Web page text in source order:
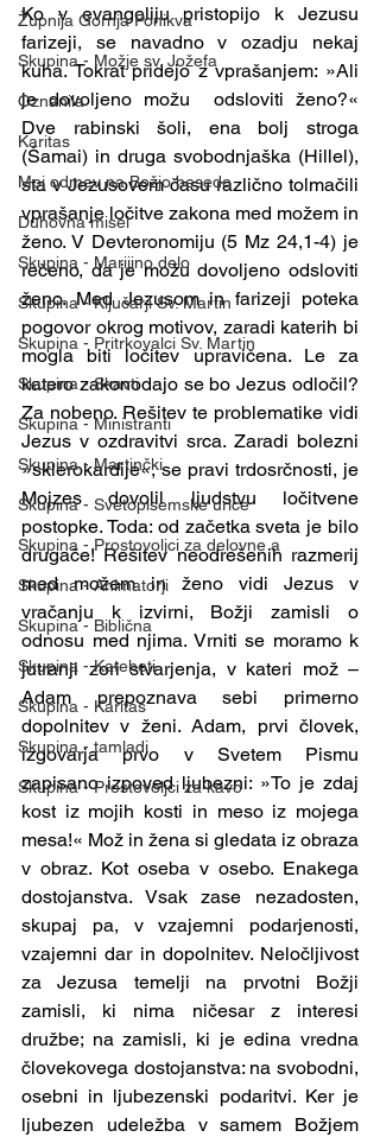
Župnija Gornja Ponikva
Skupina - Možje sv. Jožefa
Oznanila
Karitas
Moj odmev na Božjo besedo
Duhovna misel
Skupina - Marijino delo
Skupina - Ključarji Sv. Martin
Skupina - Pritrkovalci Sv. Martin
Skupina - Skavti
Skupina - Ministranti
Skupina - Martinčki
Skupina - Svetopisemske urice
Skupina - Prostovoljci za delovne a
Skupina - Animatorji
Skupina - Biblična
Skupina - Kateheti
Skupina - Karitas
Skupina - tamladi
Skupina - Prostovoljci za kavo
Ko v evangeliju pristopijo k Jezusu
farizeji, se navadno v ozadju nekaj
kuha. Tokrat pridejo z vprašanjem: »Ali
je dovoljeno možu  odsloviti ženo?«
Dve rabinski šoli, ena bolj stroga
(Šamai) in druga svobodnjaška (Hillel),
sta v Jezusovem času različno tolmačili
vprašanje ločitve zakona med možem in
ženo. V Devteronomiju (5 Mz 24,1-4) je
rečeno, da je možu dovoljeno odsloviti
ženo. Med Jezusom in farizeji poteka
pogovor okrog motivov, zaradi katerih bi
mogla biti ločitev upravičena. Le za
katero zakonodajo se bo Jezus odločil?
Za nobeno. Rešitev te problematike vidi
Jezus v ozdravitvi srca. Zaradi bolezni
»sklerokardije«, se pravi trdosrčnosti, je
Mojzes dovolil ljudstvu ločitvene
postopke. Toda: od začetka sveta je bilo
drugače! Rešitev neodrešenih razmerij
med možem in ženo vidi Jezus v
vračanju k izvirni, Božji zamisli o
odnosu med njima. Vrniti se moramo k
jutranji zori stvarjenja, v kateri mož –
Adam prepoznava sebi primerno
dopolnitev v ženi. Adam, prvi človek,
izgovarja prvo v Svetem Pismu
zapisano izpoved ljubezni: »To je zdaj
kost iz mojih kosti in meso iz mojega
mesa!« Mož in žena si gledata iz obraza
v obraz. Kot oseba v osebo. Enakega
dostojanstva. Vsak zase nezadosten,
skupaj pa, v vzajemni podarjenosti,
vzajemni dar in dopolnitev. Neločljivost
za Jezusa temelji na prvotni Božji
zamisli, ki nima ničesar z interesi
družbe; na zamisli, ki je edina vredna
človekovega dostojanstva: na svobodni,
osebni in ljubezenski podaritvi. Ker je
ljubezen udeležba v samem Božjem